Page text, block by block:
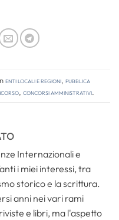
Enti locali e regioni, Pubblica
, concorsi amministrativi.
Internazionali e
i miei interessi, tra
storico e la scrittura.
anni nei vari rami
e libri, ma l'aspetto